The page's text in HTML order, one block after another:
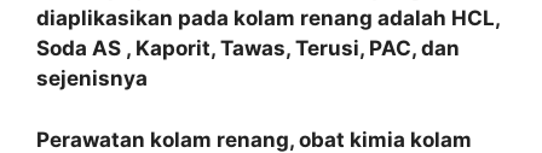
diaplikasikan pada kolam renang adalah HCL,
Soda AS , Kaporit, Tawas, Terusi, PAC, dan
sejenisnya
Perawatan kolam renang, obat kimia kolam